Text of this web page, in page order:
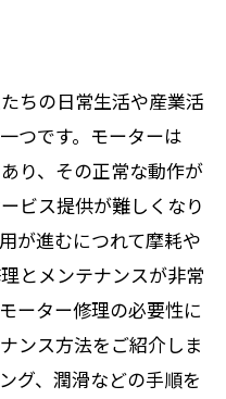
ちの日常生活や産業活
つです。モーターは
り、その正常な動作が
ビス提供が難しくなり
が進むにつれて摩耗や
とメンテナンスが非常
ーター修理の必要性に
ンス方法をご紹介しま
グ、潤滑などの手順を